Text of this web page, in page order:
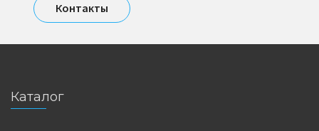
Контакты
Каталог